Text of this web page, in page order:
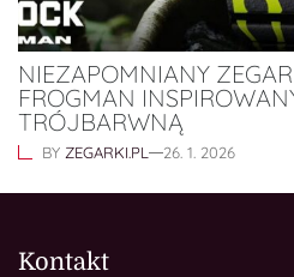
NIEZAPOMNIANY
FROGMAN
TRÓJBARWNĄ
BY ZEGARKI.PL 26. 1. 2026
Kontakt